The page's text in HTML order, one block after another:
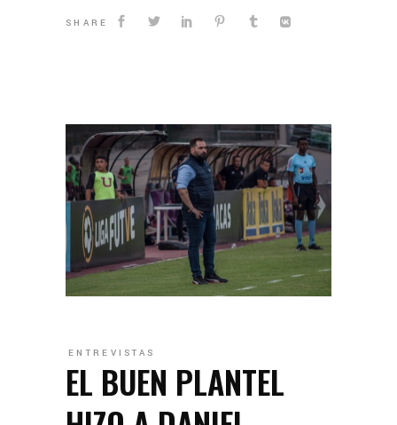
SHARE
ENTREVISTAS
EL BUEN PLANTEL